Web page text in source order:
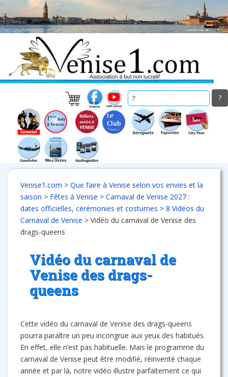
to
main
Venise1.com > Que faire à Venise selon vos envies et la
saison > Fêtes à Venise > Carnaval de Venise 2027 :
dates officielles, cérémonies et costumes > 8 Vidéos du
Carnaval de Venise > Vidéo du carnaval de Venise des
drags-queens
Vidéo du carnaval de
Venise des drags-
queens
Cette vidéo du carnaval de Venise des drags-queens
pourra paraître un peu incongrue aux yeux des habitués.
En effet, elle n’est pas habituelle. Mais le programme du
carnaval de Venise peut être modifié, réinventé chaque
année et par là, notre vidéo illustre parfaitement ce qui